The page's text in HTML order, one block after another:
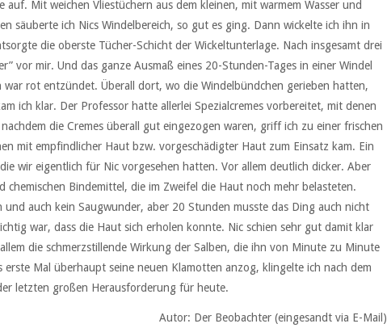
Mit weichen Vliestüchern aus dem kleinen, mit warmem Wasser und
säuberte ich Nics Windelbereich, so gut es ging. Dann wickelte ich ihn in
die oberste Tücher-Schicht der Wickeltunterlage. Nach insgesamt drei
vor mir. Und das ganze Ausmaß eines 20-Stunden-Tages in einer Windel
war rot entzündet. Überall dort, wo die Windelbündchen gerieben hatten,
ich klar. Der Professor hatte allerlei Spezialcremes vorbereitet, mit denen
die Cremes überall gut eingezogen waren, griff ich zu einer frischen
mit empfindlicher Haut bzw. vorgeschädigter Haut zum Einsatz kam. Ein
wir eigentlich für Nic vorgesehen hatten. Vor allem deutlich dicker. Aber
Bindemittel, die im Zweifel die Haut noch mehr belasteten.
auch kein Saugwunder, aber 20 Stunden musste das Ding auch nicht
war, dass die Haut sich erholen konnte. Nic schien sehr gut damit klar
die schmerzstillende Wirkung der Salben, die ihn von Minute zu Minute
Mal überhaupt seine neuen Klamotten anzog, klingelte ich nach dem
letzten großen Herausforderung für heute.
Autor: Der Beobachter (eingesandt via E-Mail)